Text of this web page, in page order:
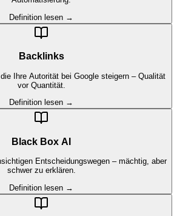
Definition lesen →
Backlinks
Ihre Autorität bei Google steigern – Qualität
vor Quantität.
Definition lesen →
Black Box AI
Entscheidungswegen – mächtig, aber
schwer zu erklären.
Definition lesen →